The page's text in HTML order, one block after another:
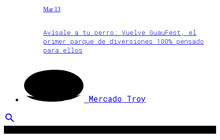
Mar 13
Avísale a tu perro: Vuelve GuauFest, el
primer parque de diversiones 100% pensado
para ellos
Mercado Troy
search